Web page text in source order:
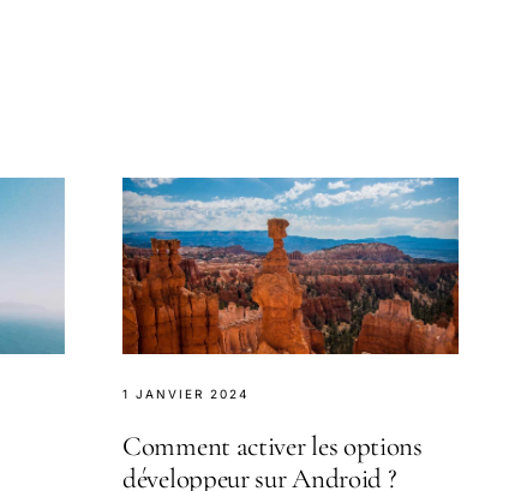
1 JANVIER 2024
Comment activer les options
développeur sur Android ?